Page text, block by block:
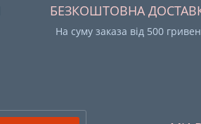
БЕЗКОШТОВНА
На суму заказа від 500